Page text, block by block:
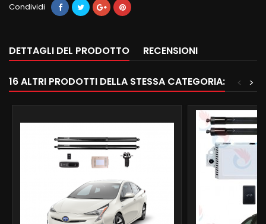
Condividi
DETTAGLI DEL PRODOTTO RECENSIONI
16 ALTRI PRODOTTI DELLA STESSA CATEGORIA: >
<